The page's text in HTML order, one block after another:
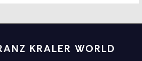
KRALER WORLD